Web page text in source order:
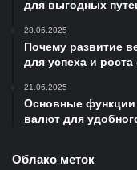
для выгодных
28.06.2025
Почему развитие
для успеха и
21.06.2025
Основные функции
валют для
Облако меток